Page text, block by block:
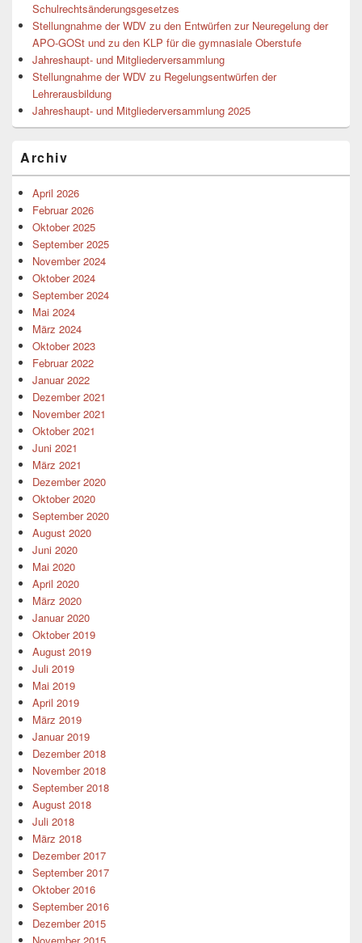
Schulrechtsänderungsgesetzes
Stellungnahme der WDV zu den Entwürfen zur Neuregelung der
APO-GOSt und zu den KLP für die gymnasiale Oberstufe
Jahreshaupt- und Mitgliederversammlung
Stellungnahme der WDV zu Regelungsentwürfen der
Lehrerausbildung
Jahreshaupt- und Mitgliederversammlung 2025
Archiv
April 2026
Februar 2026
Oktober 2025
September 2025
November 2024
Oktober 2024
September 2024
Mai 2024
März 2024
Oktober 2023
Februar 2022
Januar 2022
Dezember 2021
November 2021
Oktober 2021
Juni 2021
März 2021
Dezember 2020
Oktober 2020
September 2020
August 2020
Juni 2020
Mai 2020
April 2020
März 2020
Januar 2020
Oktober 2019
August 2019
Juli 2019
Mai 2019
April 2019
März 2019
Januar 2019
Dezember 2018
November 2018
September 2018
August 2018
Juli 2018
März 2018
Dezember 2017
September 2017
Oktober 2016
September 2016
Dezember 2015